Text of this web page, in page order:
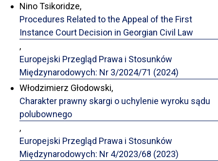
Nino Tsikoridze,
Procedures Related to the Appeal of the First
Instance Court Decision in Georgian Civil Law
,
Europejski Przegląd Prawa i Stosunków
Międzynarodowych: Nr 3/2024/71 (2024)
Włodzimierz Głodowski,
Charakter prawny skargi o uchylenie wyroku sądu
polubownego
,
Europejski Przegląd Prawa i Stosunków
Międzynarodowych: Nr 4/2023/68 (2023)